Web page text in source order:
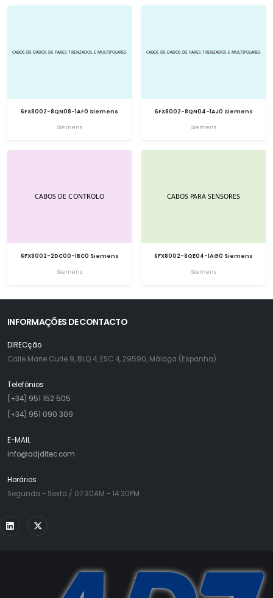
6FX8002-8QN08-1AF0 Siemens
Siemens
6FX8002-8QN04-1AJ0 Siemens
Siemens
6FX8002-2DC00-1BC0 Siemens
Siemens
6FX8002-8QE04-1AG0 Siemens
Siemens
INFORMAÇÕES DE CONTACTO
DIRECção
Calle Marie Curie 9, BLQ 4, ESC 4, 29590, Málaga (Espanha)
Telefónios
(+34) 951 152 505
(+34) 951 090 309
E-MAIL
info@adjditec.com
Horários
Segunda - Sexta / 07:30AM - 14:30PM